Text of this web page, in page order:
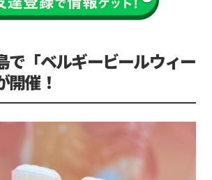
で「ベルギービールウィー
開催！